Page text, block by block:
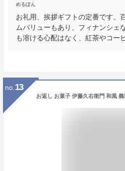
めるぽん
お礼用、挨拶ギフトの定番です。
ムバリューもあり、フィナンシェ
も溶ける心配はなく、紅茶やコー
no. 13